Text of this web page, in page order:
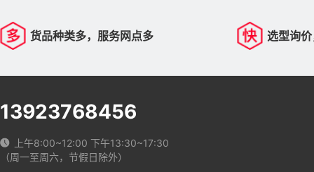
货品种类多，服务网点多 选型询
13923768456
上午8:00~12:00 下午13:30~17:30
（周一至周六，节假日除外）